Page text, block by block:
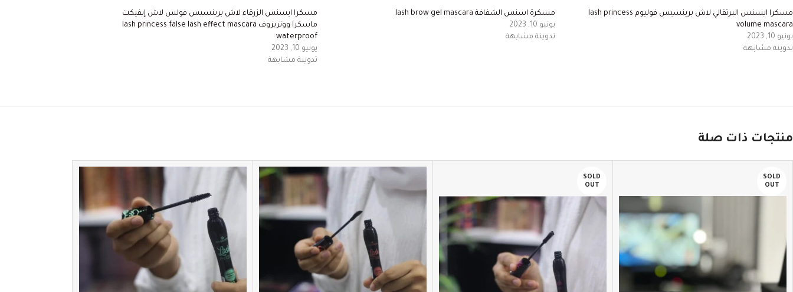
مسكرا ايسنس البرتقالي لاش برينسيس فوليوم lash princess
volume mascara
يونيو 10, 2023
تدوينة مشابهة
مسكرة اسنس الشفافة lash brow gel mascara
يونيو 10, 2023
تدوينة مشابهة
مسكرا ايسنس الزرقاء لاش برينسيس فولس لاش إيفيكت
ماسكرا ووتربروف lash princess false lash effect mascara
waterproof
يونيو 10, 2023
تدوينة مشابهة
منتجات ذات صلة
SOLD
OUT
SOLD
OUT